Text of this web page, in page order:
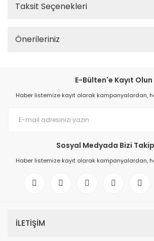
Taksit Seçenekleri
Önerileriniz
E-Bülten'e Kayıt Olun
Haber listemize kayıt olarak kampanyalardan,
Sosyal Medyada Bizi
Haber listemize kayıt olarak kampanyalardan,
İLETİŞİM